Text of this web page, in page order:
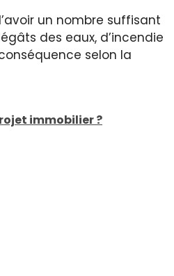
un nombre suffisant
des eaux, d’incendie
selon la
immobilier ?